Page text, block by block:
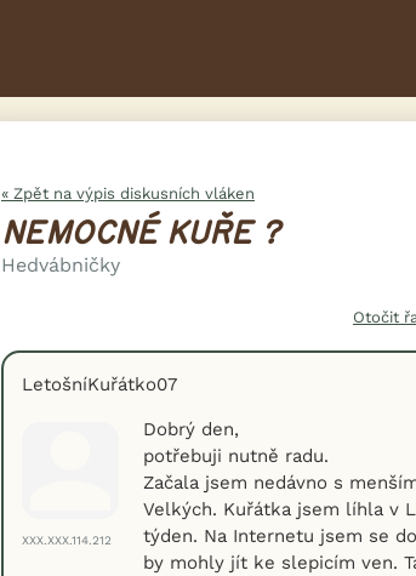
« Zpět na výpis diskusních vláken
NEMOCNÉ KUŘE ?
Hedvábničky
Otočit
LetošníKuřátko07
XXX.XXX.114.212
Dobrý den,
potřebuji nutně radu.
Začala jsem nedávno s
Velkých. Kuřátka jsem líhla v
týden. Na Internetu jsem se
by mohly jít ke slepicím ven.